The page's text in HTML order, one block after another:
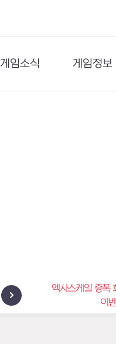
게임소식
공지사항
게임정보
세계관
엑사스케일 증폭
이